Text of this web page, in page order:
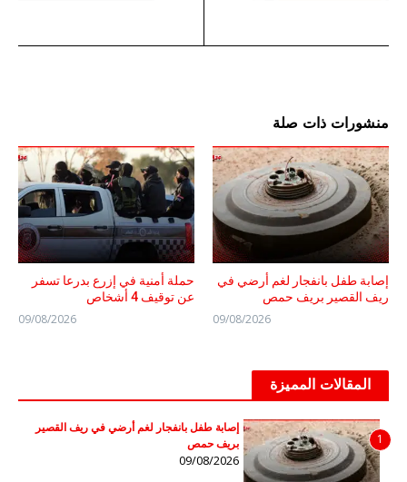
منشورات ذات صلة
إصابة طفل بانفجار لغم أرضي في
ريف القصير بريف حمص
09/08/2026
حملة أمنية في إزرع بدرعا تسفر
عن توقيف 4 أشخاص
09/08/2026
المقالات المميزة
1
إصابة طفل بانفجار لغم أرضي في ريف القصير
بريف حمص
09/08/2026